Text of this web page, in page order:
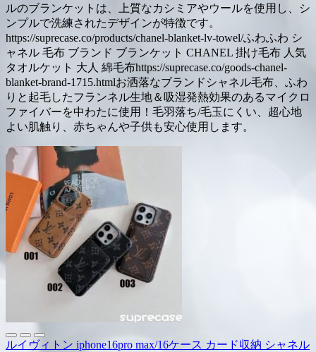
ルのブランケットは、上質なカシミアやウールを使用し、シ
ンプルで洗練されたデザインが特徴です。
https://suprecase.co/products/chanel-blanket-lv-towel/ふわふわ シ
ャネル 毛布 ブランド ブランケット CHANEL 掛け毛布 人気
タオルケット 大人 綿毛布https://suprecase.co/goods-chanel-
blanket-brand-1715.htmlお洒落なブランドシャネル毛布、ふわ
りと起毛したフランネル生地＆吸湿発熱効果のあるマイクロ
ファイバーを中わたに使用！毛羽落ち/毛玉にくい、超心地
よい肌触り、赤ちゃんや子供も安心使用します。
ルイヴィトン iphone16pro max/16ケース カード収納 シャネル